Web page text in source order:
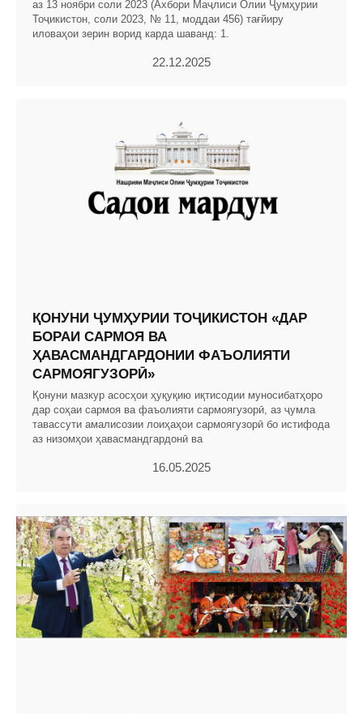
аз 13 ноябри соли 2023 (Ахбори Маҷлиси Олии Ҷумҳурии
Тоҷикистон, соли 2023, № 11, моддаи 456) тағйиру
иловаҳои зерин ворид карда шаванд: 1.
22.12.2025
ҚОНУНИ ҶУМҲУРИИ ТОҶИКИСТОН «ДАР
БОРАИ САРМОЯ ВА
ҲАВАСМАНДГАРДОНИИ ФАЪОЛИЯТИ
САРМОЯГУЗОРӢ»
Қонуни мазкур асосҳои ҳуқуқию иқтисодии муносибатҳоро
дар соҳаи сармоя ва фаъолияти сармоягузорӣ, аз ҷумла
тавассути амалисозии лоиҳаҳои сармоягузорӣ бо истифода
аз низомҳои ҳавасмандгардонӣ ва
16.05.2025